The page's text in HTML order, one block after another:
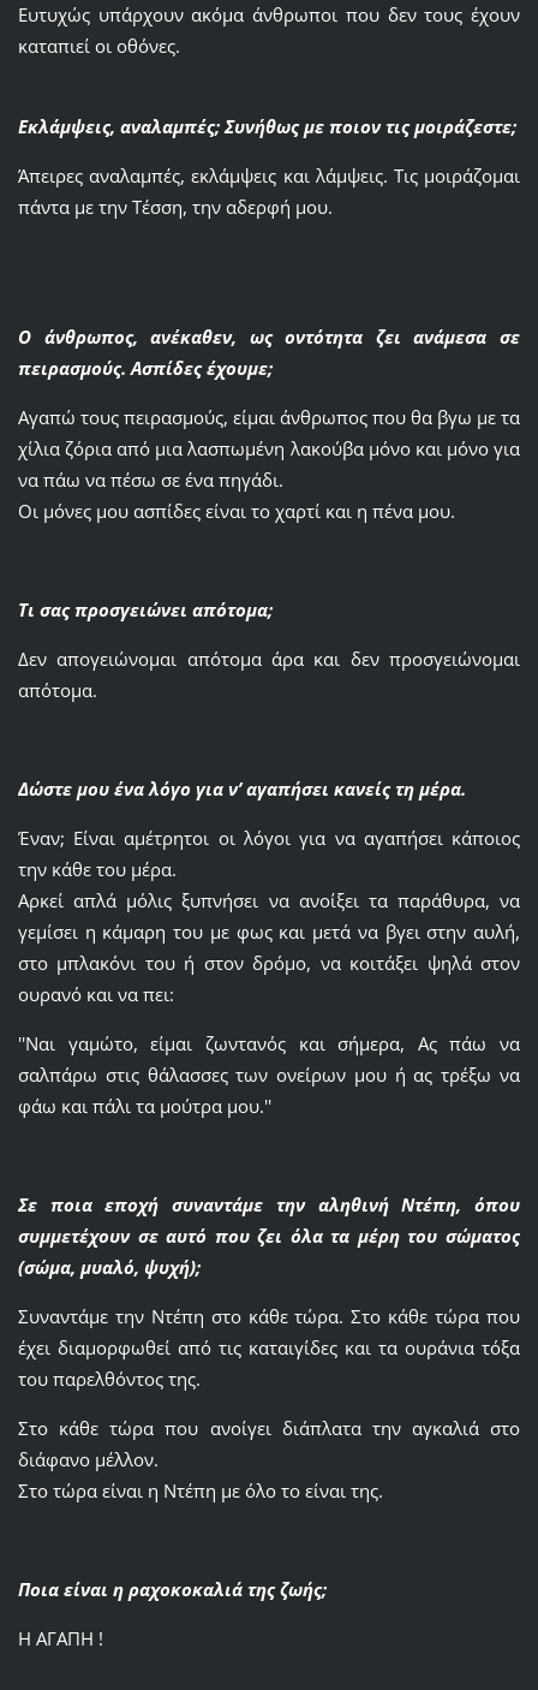
Ευτυχώς υπάρχουν ακόμα άνθρωποι που δεν τους έχουν
καταπιεί οι οθόνες.
Εκλάμψεις, αναλαμπές; Συνήθως με ποιον τις μοιράζεστε;
Άπειρες αναλαμπές, εκλάμψεις και λάμψεις. Τις μοιράζομαι
πάντα με την Τέσση, την αδερφή μου.
Ο άνθρωπος, ανέκαθεν, ως οντότητα ζει ανάμεσα σε
πειρασμούς. Ασπίδες έχουμε;
Αγαπώ τους πειρασμούς, είμαι άνθρωπος που θα βγω με τα
χίλια ζόρια από μια λασπωμένη λακούβα μόνο και μόνο για
να πάω να πέσω σε ένα πηγάδι.
Οι μόνες μου ασπίδες είναι το χαρτί και η πένα μου.
Τι σας προσγειώνει απότομα;
Δεν απογειώνομαι απότομα άρα και δεν προσγειώνομαι
απότομα.
Δώστε μου ένα λόγο για ν’ αγαπήσει κανείς τη μέρα.
Έναν; Είναι αμέτρητοι οι λόγοι για να αγαπήσει κάποιος
την κάθε του μέρα.
Αρκεί απλά μόλις ξυπνήσει να ανοίξει τα παράθυρα, να
γεμίσει η κάμαρη του με φως και μετά να βγει στην αυλή,
στο μπλακόνι του ή στον δρόμο, να κοιτάξει ψηλά στον
ουρανό και να πει:
''Ναι γαμώτο, είμαι ζωντανός και σήμερα, Ας πάω να
σαλπάρω στις θάλασσες των ονείρων μου ή ας τρέξω να
φάω και πάλι τα μούτρα μου.''
Σε ποια εποχή συναντάμε την αληθινή Ντέπη, όπου
συμμετέχουν σε αυτό που ζει όλα τα μέρη του σώματος
(σώμα, μυαλό, ψυχή);
Συναντάμε την Ντέπη στο κάθε τώρα. Στο κάθε τώρα που
έχει διαμορφωθεί από τις καταιγίδες και τα ουράνια τόξα
του παρελθόντος της.
Στο κάθε τώρα που ανοίγει διάπλατα την αγκαλιά στο
διάφανο μέλλον.
Στο τώρα είναι η Ντέπη με όλο το είναι της.
Ποια είναι η ραχοκοκαλιά της ζωής;
Η ΑΓΑΠΗ !